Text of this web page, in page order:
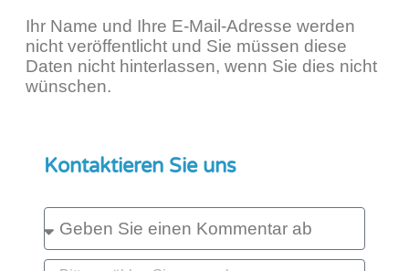
Ihr Name und Ihre E-Mail-Adresse werden
nicht veröffentlicht und Sie müssen diese
Daten nicht hinterlassen, wenn Sie dies nicht
wünschen.
Kontaktieren Sie uns